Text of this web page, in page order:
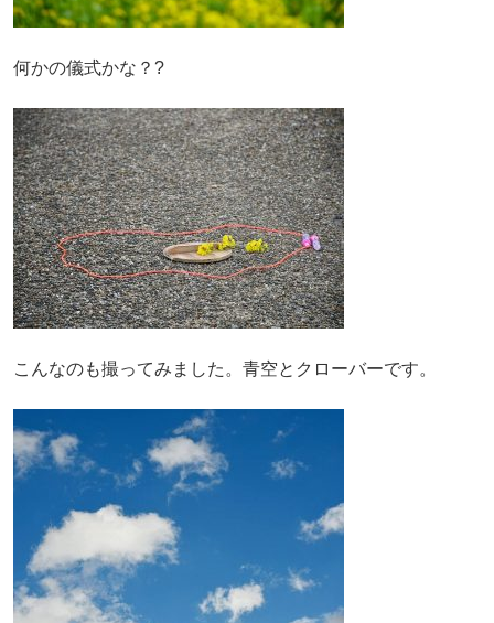
何かの儀式かな？?
こんなのも撮ってみました。青空とクローバーです。